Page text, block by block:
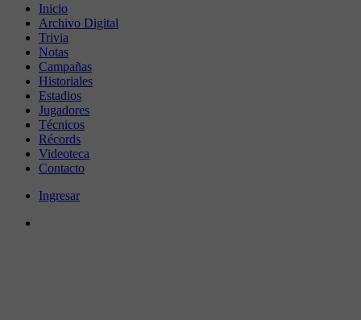
Inicio
Archivo Digital
Trivia
Notas
Campañas
Historiales
Estadios
Jugadores
Técnicos
Récords
Videoteca
Contacto
Ingresar